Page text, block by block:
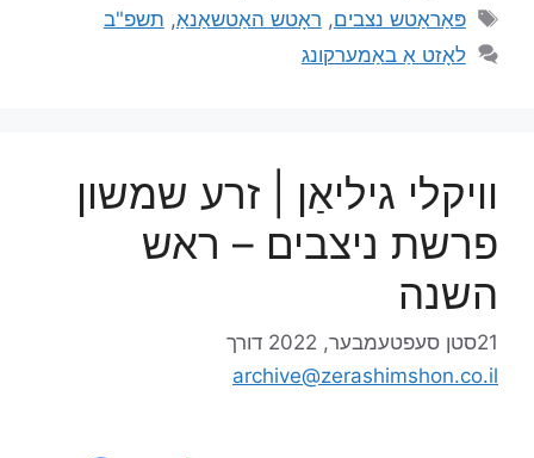
פּאַראַטש נצבים, ראָטש האַטשאַנאַ, תשפ"ב
לאָזט אַ באַמערקונג
וויקלי גיליאַן | זרע שמשון
פרשת ניצבים – ראש
השנה
21סטן סעפטעמבער, 2022
דורך
archive@zerashimshon.co.il